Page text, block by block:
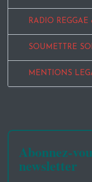
RADIO REGGAE
SOUMETTRE
MENTIONS
Abonnez-
newsletter